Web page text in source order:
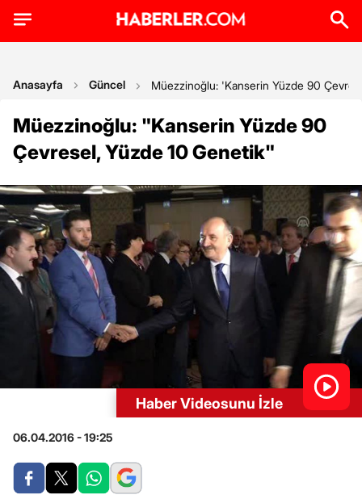
Anasayfa Güncel Müezzinoğlu: 'Kanserin Yüzde 90
Müezzinoğlu: "Kanserin Yüzde 90
Çevresel, Yüzde 10 Genetik"
Haber Videosunu İzle
06.04.2016 - 19:25